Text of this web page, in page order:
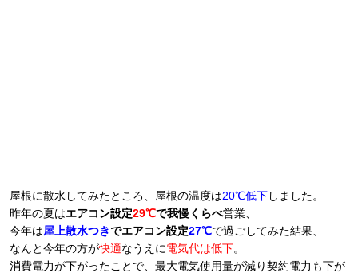
屋根に散水してみたところ、屋根の温度は20℃低下しました。
昨年の夏はエアコン設定29℃で我慢くらべ営業、
今年は屋上散水つきでエアコン設定27℃で過ごしてみた結果、
なんと今年の方が快適なうえに電気代は低下。
消費電力が下がったことで、最大電気使用量が減り契約電力も下が